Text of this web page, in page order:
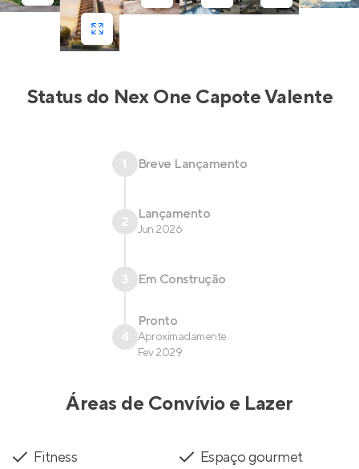
Status do Nex One Capote Valente
1 Breve Lançamento
2 Lançamento
Jun 2026
3 Em Construção
4
Pronto
Aproximadamente
Fev 2029
Áreas de Convívio e Lazer
Fitness Espaço gourmet